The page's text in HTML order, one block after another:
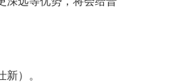
）。